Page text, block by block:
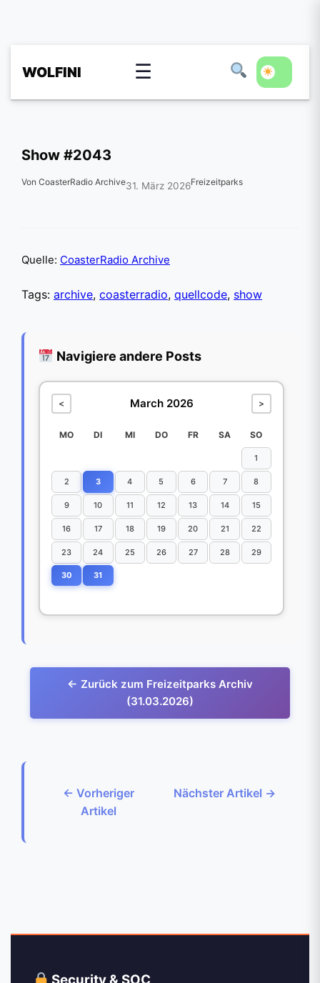
WOLFINI ☰
Show #2043
Von CoasterRadio Archive31. März 2026Freizeitparks
Quelle: CoasterRadio Archive
Tags: archive, coasterradio, quellcode, show
Navigiere andere Posts
< March 2026 >
MO DI MI DO FR SA SO
1
2 3 4 5 6 7 8
9 10 11 12 13 14 15
16 17 18 19 20 21 22
23 24 25 26 27 28 29
30 31
← Zurück zum Freizeitparks Archiv
(31.03.2026)
← Vorheriger
Artikel
Nächster Artikel →
Security & SOC